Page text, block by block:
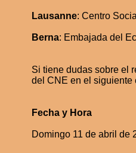
Lausanne: Centro
Berna: Embajada del
Si tiene dudas sobre el
del CNE en el siguiente
Fecha y Hora
Domingo 11 de abril de